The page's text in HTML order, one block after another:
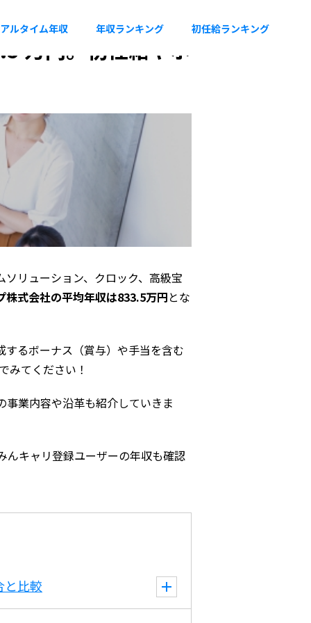
ルタイム年収 年収ランキング 初任給ランキング
万円。初任給やボ
リューション、クロック、高級宝
株式会社の平均年収は833.5万円とな
るボーナス（賞与）や手当を含む
みてください！
業内容や沿革も紹介していきま
んキャリ登録ユーザーの年収も確認
と比較